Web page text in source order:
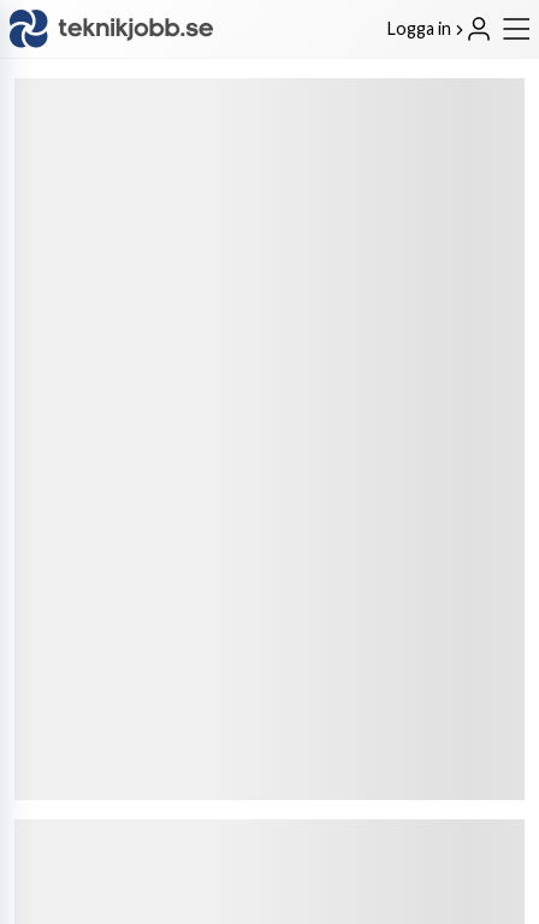
Logga in